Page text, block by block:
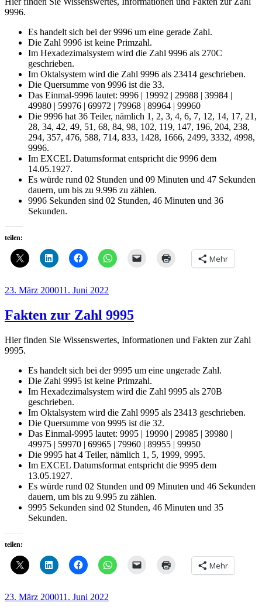
9996.
Es handelt sich bei der 9996 um eine gerade Zahl.
Die Zahl 9996 ist keine Primzahl.
Im Hexadezimalsystem wird die Zahl 9996 als 270C
geschrieben.
Im Oktalsystem wird die Zahl 9996 als 23414 geschrieben.
Die Quersumme von 9996 ist die 33.
Das Einmal-9996 lautet: 9996 | 19992 | 29988 | 39984 |
49980 | 59976 | 69972 | 79968 | 89964 | 99960
Die 9996 hat 36 Teiler, nämlich 1, 2, 3, 4, 6, 7, 12, 14, 17, 21,
28, 34, 42, 49, 51, 68, 84, 98, 102, 119, 147, 196, 204, 238,
294, 357, 476, 588, 714, 833, 1428, 1666, 2499, 3332, 4998,
9996.
Im EXCEL Datumsformat entspricht die 9996 dem
14.05.1927.
Es würde rund 02 Stunden und 09 Minuten und 47 Sekunden
dauern, um bis zu 9.996 zu zählen.
9996 Sekunden sind 02 Stunden, 46 Minuten und 36
Sekunden.
teilen:
Mehr
Veröffentlicht
23. März 200011. Juni 2022
Fakten zur Zahl 9995
Hier finden Sie Wissenswertes, Informationen und Fakten zur Zahl
9995.
Es handelt sich bei der 9995 um eine ungerade Zahl.
Die Zahl 9995 ist keine Primzahl.
Im Hexadezimalsystem wird die Zahl 9995 als 270B
geschrieben.
Im Oktalsystem wird die Zahl 9995 als 23413 geschrieben.
Die Quersumme von 9995 ist die 32.
Das Einmal-9995 lautet: 9995 | 19990 | 29985 | 39980 |
49975 | 59970 | 69965 | 79960 | 89955 | 99950
Die 9995 hat 4 Teiler, nämlich 1, 5, 1999, 9995.
Im EXCEL Datumsformat entspricht die 9995 dem
13.05.1927.
Es würde rund 02 Stunden und 09 Minuten und 46 Sekunden
dauern, um bis zu 9.995 zu zählen.
9995 Sekunden sind 02 Stunden, 46 Minuten und 35
Sekunden.
teilen:
Mehr
Veröffentlicht
23. März 200011. Juni 2022